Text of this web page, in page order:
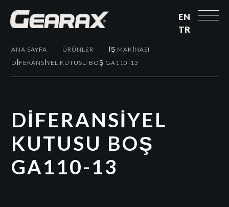
EN
TR
ANA SAYFA ÜRÜNLER
İŞ MAKINASI
DİFERANSİYEL KUTUSU BOŞ GA110-13
DİFERANSİYEL
KUTUSU BOŞ
GA110-13